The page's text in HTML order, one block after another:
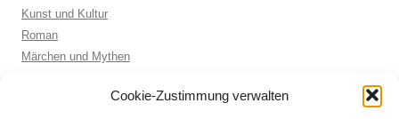
Cookie-Zustimmung verwalten
Kunst und Kultur
Roman
Märchen und Mythen